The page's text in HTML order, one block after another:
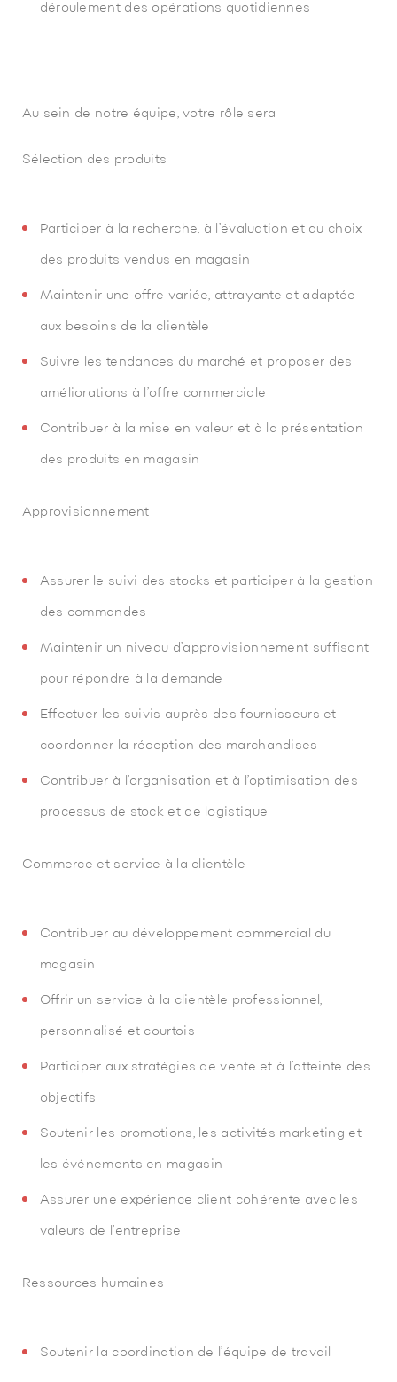
déroulement des opérations quotidiennes
Au sein de notre équipe, votre rôle sera
Sélection des produits
Participer à la recherche, à l’évaluation et au choix
des produits vendus en magasin
Maintenir une offre variée, attrayante et adaptée
aux besoins de la clientèle
Suivre les tendances du marché et proposer des
améliorations à l’offre commerciale
Contribuer à la mise en valeur et à la présentation
des produits en magasin
Approvisionnement
Assurer le suivi des stocks et participer à la gestion
des commandes
Maintenir un niveau d’approvisionnement suffisant
pour répondre à la demande
Effectuer les suivis auprès des fournisseurs et
coordonner la réception des marchandises
Contribuer à l’organisation et à l’optimisation des
processus de stock et de logistique
Commerce et service à la clientèle
Contribuer au développement commercial du
magasin
Offrir un service à la clientèle professionnel,
personnalisé et courtois
Participer aux stratégies de vente et à l’atteinte des
objectifs
Soutenir les promotions, les activités marketing et
les événements en magasin
Assurer une expérience client cohérente avec les
valeurs de l’entreprise
Ressources humaines
Soutenir la coordination de l’équipe de travail